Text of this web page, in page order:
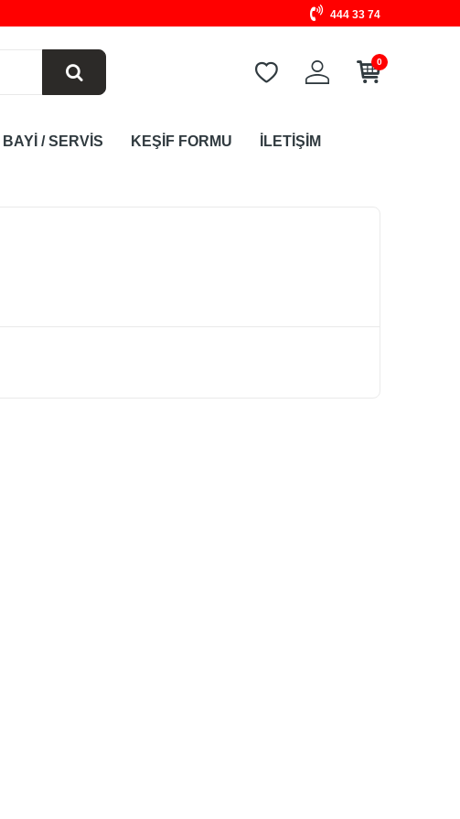
444 33 74
0
BAYİ / SERVİS KEŞİF FORMU İLETİŞİM